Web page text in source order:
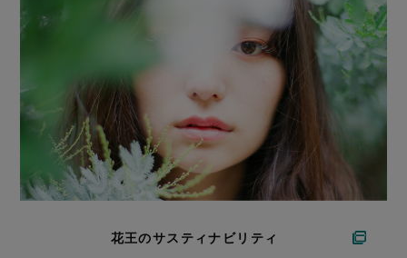
花王のサスティナビリティ